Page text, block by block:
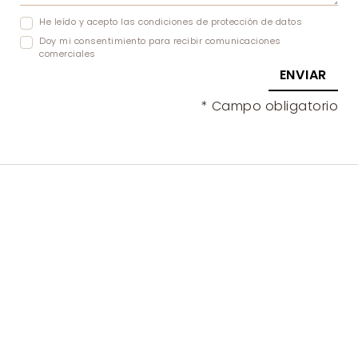
He leído y acepto las condiciones de protección de datos
Doy mi consentimiento para recibir comunicaciones
comerciales
ENVIAR
* Campo obligatorio